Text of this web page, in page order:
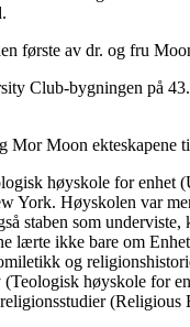
første av dr. og fru
Club-bygningen på
Mor Moon ekteskapene
høyskole for
York. Høyskolen var
staben som
lærte ikke bare om
og
høyskole for
(Religious